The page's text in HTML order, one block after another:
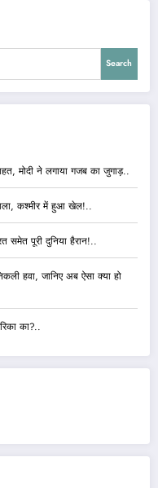
Search
मोदी ने लगाया गजब का जुगाड़..
कश्मीर में हुआ खेल!..
समेत पूरी दुनिया हैरान!..
हवा, जानिए अब ऐसा क्या हो
का?..